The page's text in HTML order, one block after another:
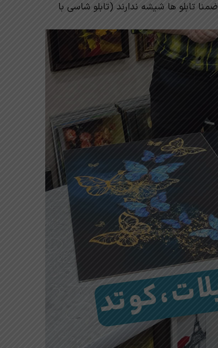
ضمنا تابلو ها شیشه ندارند (تابلو شاسی با